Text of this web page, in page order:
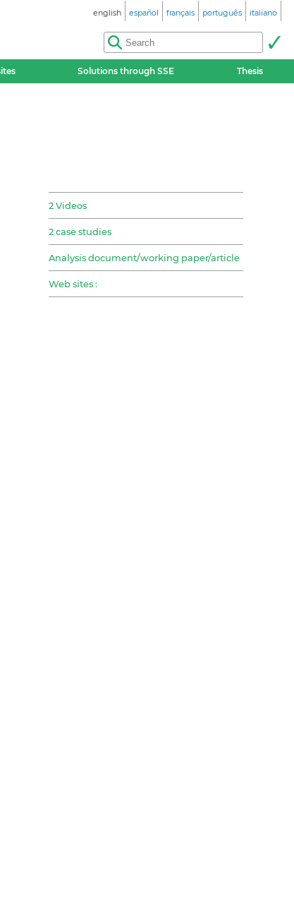
english español français português italiano
Solutions through SSE Thesis
2 Videos
2 case studies
Analysis document/working paper/article
Web sites :